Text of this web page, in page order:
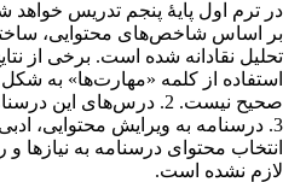
در ترم اول پایۀ پنجم تدریس خواهد
بر اساس شاخص‌های محتوایی،
استفاده از کلمه «مهارت‌ها» به
صحیح نیست. 2. درس‌های این
انتخاب محتوای درسنامه به نیازها
لازم نشده است.